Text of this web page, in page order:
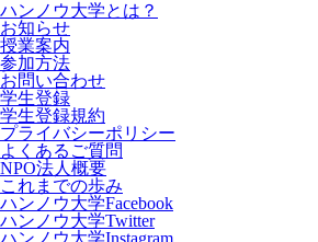
ハンノウ大学とは？
お知らせ
授業案内
参加方法
お問い合わせ
学生登録
学生登録規約
プライバシーポリシー
よくあるご質問
NPO法人概要
これまでの歩み
ハンノウ大学Facebook
ハンノウ大学Twitter
ハンノウ大学Instagram